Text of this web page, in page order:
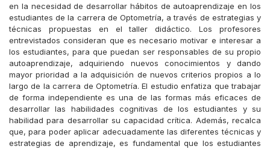
en la necesidad de desarrollar hábitos de autoaprendizaje en los
estudiantes de la carrera de Optometría, a través de estrategias y
técnicas propuestas en el taller didáctico. Los profesores
entrevistados consideran que es necesario motivar e interesar a
los estudiantes, para que puedan ser responsables de su propio
autoaprendizaje, adquiriendo nuevos conocimientos y dando
mayor prioridad a la adquisición de nuevos criterios propios a lo
largo de la carrera de Optometría. El estudio enfatiza que trabajar
de forma independiente es una de las formas más eficaces de
desarrollar las habilidades cognitivas de los estudiantes y su
habilidad para desarrollar su capacidad crítica. Además, recalca
que, para poder aplicar adecuadamente las diferentes técnicas y
estrategias de aprendizaje, es fundamental que los estudiantes